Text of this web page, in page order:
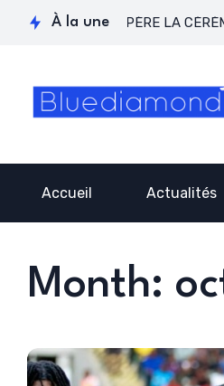
À la une
RÉCUPÈRE LA CÉRÉMONIE
Accueil Actualités
Month: